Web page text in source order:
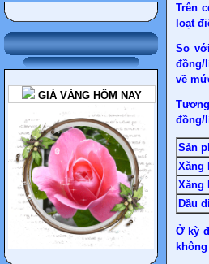
GIÁ VÀNG HÔM NAY
Trên
loạt
So
đồng/
về
đồng/
Sản
Xăng
Xăng
Dầu
Ở kỳ